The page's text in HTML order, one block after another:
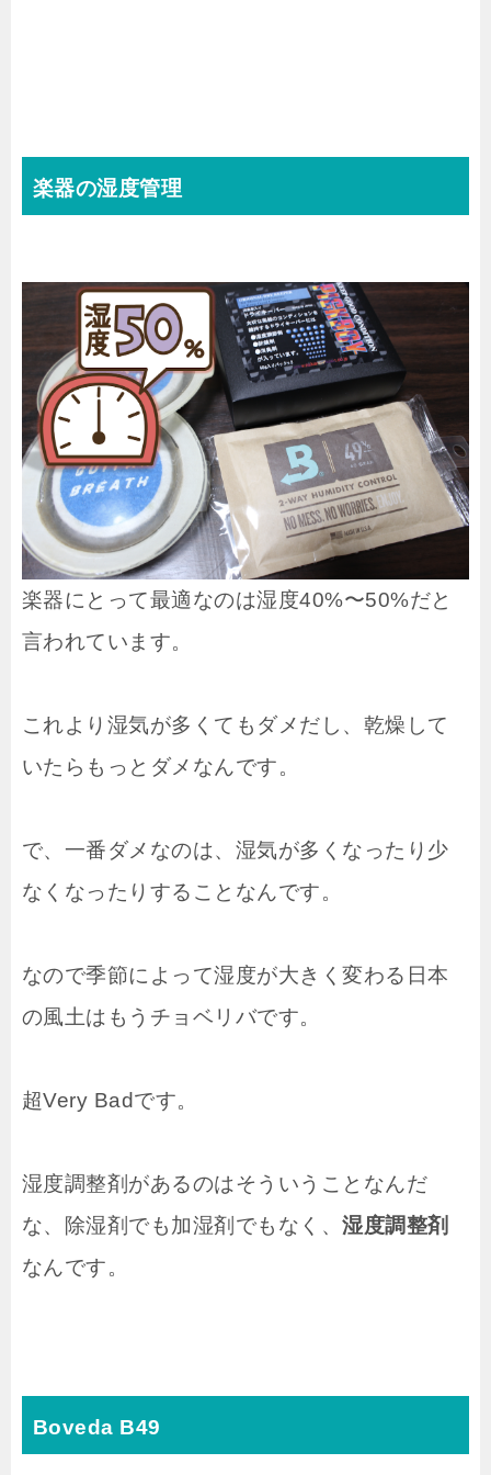
楽器の湿度管理
楽器にとって最適なのは湿度40%〜50%だと
言われています。
これより湿気が多くてもダメだし、乾燥して
いたらもっとダメなんです。
で、一番ダメなのは、湿気が多くなったり少
なくなったりすることなんです。
なので季節によって湿度が大きく変わる日本
の風土はもうチョベリバです。
超Very Badです。
湿度調整剤があるのはそういうことなんだ
な、除湿剤でも加湿剤でもなく、湿度調整剤
なんです。
Boveda B49